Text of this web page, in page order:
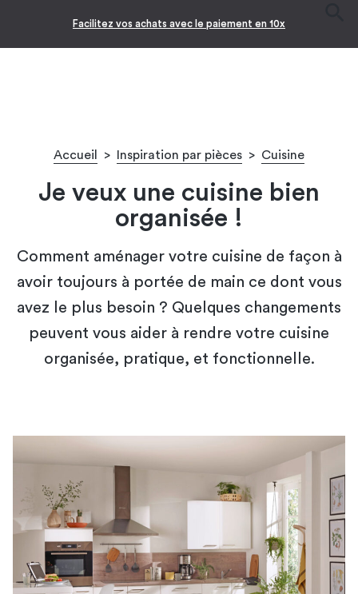
Facilitez vos achats avec le paiement en 10x
Accueil > Inspiration par pièces > Cuisine
Je veux une cuisine bien
organisée !
Comment aménager votre cuisine de façon à
avoir toujours à portée de main ce dont vous
avez le plus besoin ? Quelques changements
peuvent vous aider à rendre votre cuisine
organisée, pratique, et fonctionnelle.